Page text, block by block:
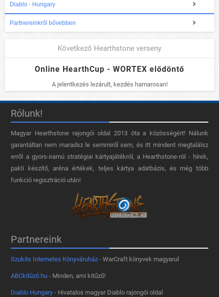
Diablo - Hungary
Partnereinkről bővebben
Következő Hearthstone verseny
Online HearthCup - WORTEX elődöntő
A jelentkezés lezárult, kezdés hamarosan!
Rólunk!
Magyar Hearthstone​ rajongói oldal 2013 óta a közösségért! Nálunk
garantáltan nem maradsz le semmiről sem, és itt mindent megtalálsz
erről a gyors-iramú stratégiai kártyajátékról, a Hearthstone-ról - hírek,
pakli készítő, aréna értékek, teljes kártya adatbázis, és még több
funkció regisztráció után!
Partnereink
Szukits Internetes Könyváruház - WarCraft könyvek magyarul
ABCkitűző.hu - Minden, ami kitűző!
Diablo Hungary - Hivatalos magyar Diablo rajongói oldal